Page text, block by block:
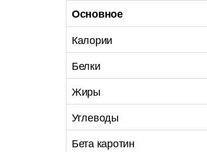
Основное
Калории
Белки
Жиры
Углеводы
Бета каротин